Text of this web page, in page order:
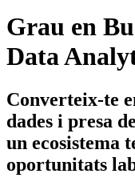
Grau en
Data
Converteix-te
dades i presa
un ecosistema
oportunitats